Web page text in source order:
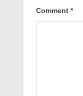
Comment *